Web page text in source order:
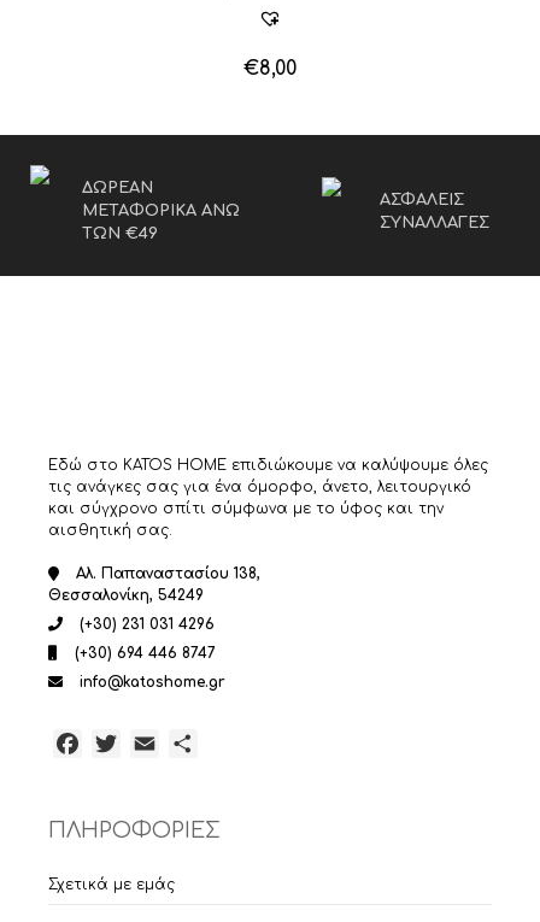
€8,00
ΔΩΡΕΑΝ
ΜΕΤΑΦΟΡΙΚΑ ΑΝΩ
ΤΩΝ €49
ΑΣΦΑΛΕΙΣ
ΣΥΝΑΛΛΑΓΕΣ
Εδώ στο KATOS HOME επιδιώκουμε να καλύψουμε όλες
τις ανάγκες σας για ένα όμορφο, άνετο, λειτουργικό
και σύγχρονο σπίτι σύμφωνα με το ύφος και την
αισθητική σας.
Αλ. Παπαναστασίου 138,
Θεσσαλονίκη, 54249
(+30) 231 031 4296
(+30) 694 446 8747
info@katoshome.gr
Facebook
TwitterEmail
ΠΛΗΡΟΦΟΡΙΕΣ
Σχετικά με εμάς